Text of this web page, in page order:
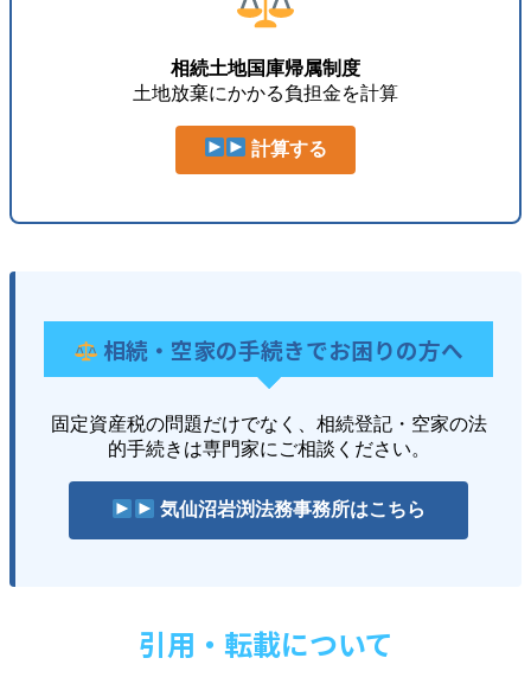
相続土地国庫帰属制度
土地放棄にかかる負担金を計算
計算する
相続・空家の手続きでお困りの方へ
固定資産税の問題だけでなく、相続登記・空家の法
的手続きは専門家にご相談ください。
気仙沼岩渕法務事務所はこちら
引用・転載について